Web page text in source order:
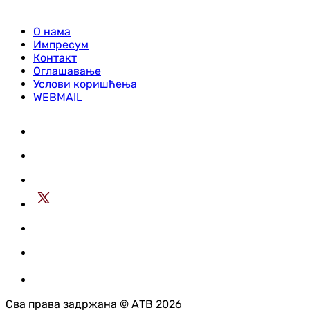
О нама
Импресум
Контакт
Оглашавање
Услови коришћења
WEBMAIL
Сва права задржана © АТВ 2026